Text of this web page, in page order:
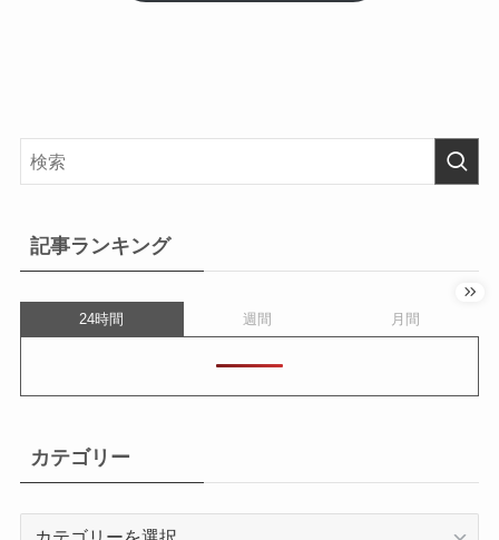
記事ランキング
24時間 週間 月間
カテゴリー